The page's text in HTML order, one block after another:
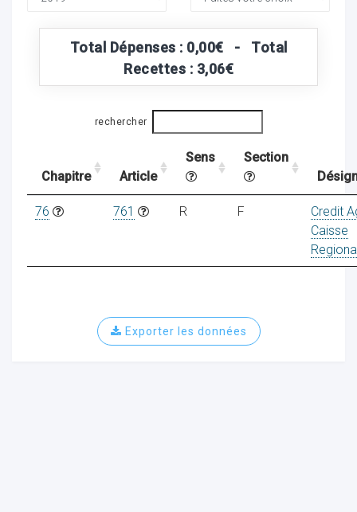
Total Dépenses : 0,00€ - Total
Recettes : 3,06€
rechercher
Chapitre Article
Sens
Section
76 761 R F
Credit
Caisse
Exporter les données